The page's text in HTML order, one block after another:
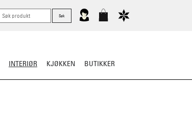
INTERIØR KJØKKEN BUTIKKER